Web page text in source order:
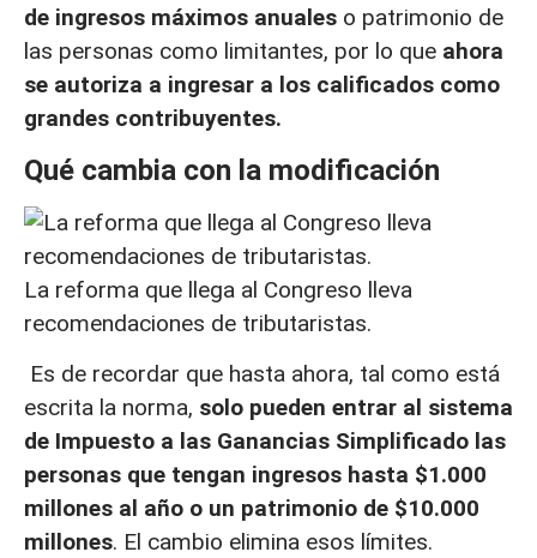
de ingresos máximos anuales o patrimonio de
las personas como limitantes, por lo que ahora
se autoriza a ingresar a los calificados como
grandes contribuyentes.
Qué cambia con la modificación
La reforma que llega al Congreso lleva
recomendaciones de tributaristas.
Es de recordar que hasta ahora, tal como está
escrita la norma, solo pueden entrar al sistema
de Impuesto a las Ganancias Simplificado las
personas que tengan ingresos hasta $1.000
millones al año o un patrimonio de $10.000
millones. El cambio elimina esos límites.